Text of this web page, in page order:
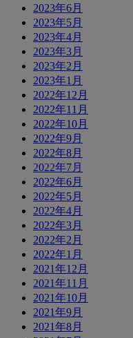
2023年6月
2023年5月
2023年4月
2023年3月
2023年2月
2023年1月
2022年12月
2022年11月
2022年10月
2022年9月
2022年8月
2022年7月
2022年6月
2022年5月
2022年4月
2022年3月
2022年2月
2022年1月
2021年12月
2021年11月
2021年10月
2021年9月
2021年8月